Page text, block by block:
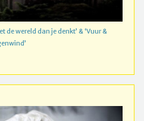
de wereld dan je denkt’ & ‘Vuur &